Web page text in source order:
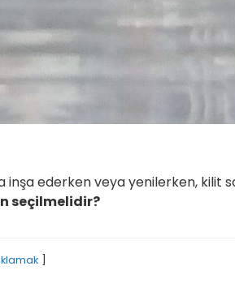
inşa ederken veya yenilerken, kilit
seçilmelidir?